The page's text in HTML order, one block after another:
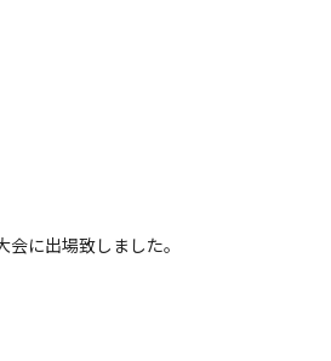
に出場致しました。